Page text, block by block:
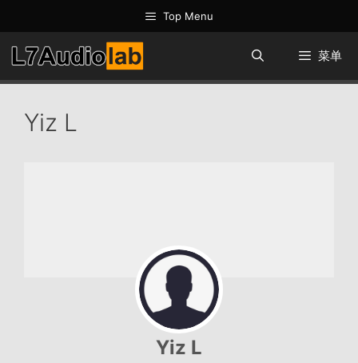
至
内
容
Top Menu
菜单
Yiz L
Yiz L